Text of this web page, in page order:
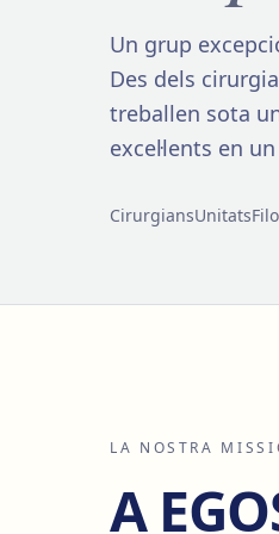
Un grup
Des dels
treballen sota
excel·lents en
CirurgiansUnitats
LA NOSTRA
A